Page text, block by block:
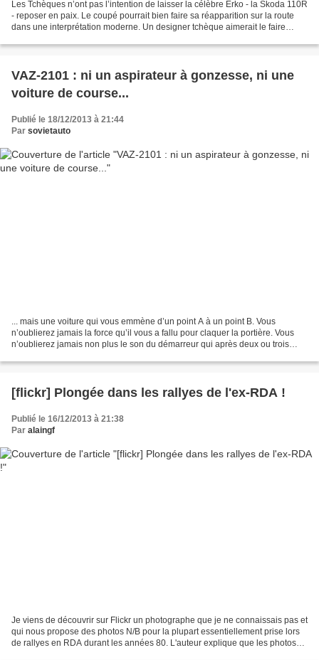
Les Tchèques n’ont pas l’intention de laisser la célèbre Erko - la Skoda 110R
- reposer en paix. Le coupé pourrait bien faire sa réapparition sur la route
dans une interprétation moderne. Un designer tchèque aimerait le faire
VAZ-2101 : ni un aspirateur à gonzesse, ni une
voiture de course...
Publié le 18/12/2013 à 21:44
Par sovietauto
... mais une voiture qui vous emmène d’un point A à un point B. Vous
n’oublierez jamais la force qu’il vous a fallu pour claquer la portière. Vous
n’oublierez jamais non plus le son du démarreur qui après deux ou trois
[flickr] Plongée dans les rallyes de l'ex-RDA !
Publié le 16/12/2013 à 21:38
Par alaingf
Je viens de découvrir sur Flickr un photographe que je ne connaissais pas et
qui nous propose des photos N/B pour la plupart essentiellement prise lors
de rallyes en RDA durant les années 80. L'auteur explique que les photos